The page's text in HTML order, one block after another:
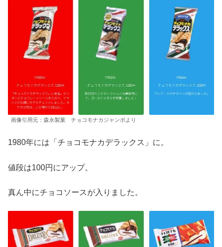
画像引用元：森永製菓 チョコモナカジャンボより
1980年には「チョコモナカデラックス」に。
値段は100円にアップ。
真ん中にチョコソースが入りました。